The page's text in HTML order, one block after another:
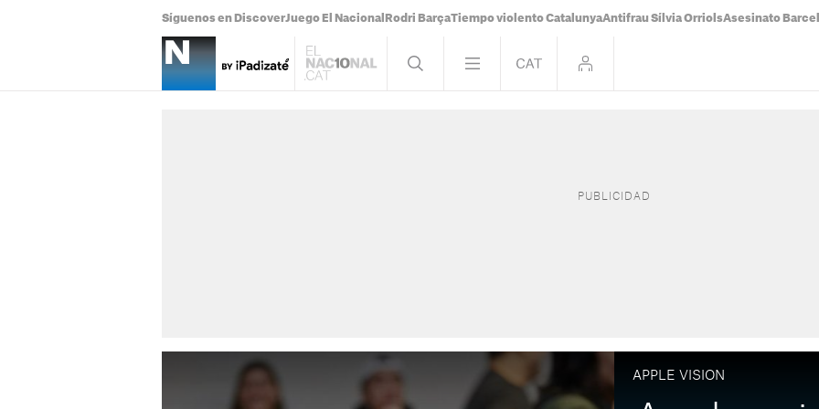
Síguenos en DiscoverJuego El Nacional Rodri BarçaTiempo violento CatalunyaAntifrau Sílvia OrriolsAsesinato
APPLE VISION